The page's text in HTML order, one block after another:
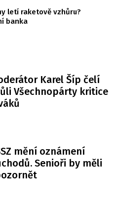
letí raketově vzhůru?
banka
Karel Šíp čelí
Všechnopárty kritice
mění oznámení
Senioři by měli